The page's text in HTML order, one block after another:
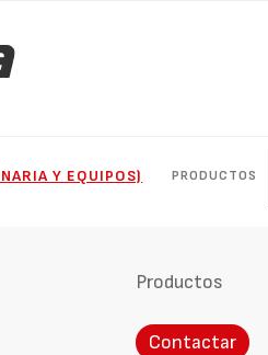
Y EQUIPOS) PRODUCTOS
Productos
Contactar